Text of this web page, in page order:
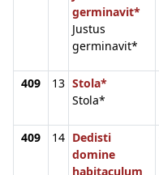
germinavit*
Justus
germinavit*
409 13 Stola*
Stola*
409 14 Dedisti
domine
habitaculum